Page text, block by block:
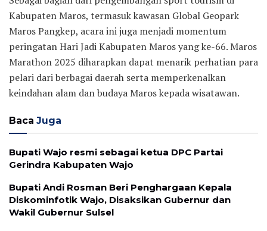
Kabupaten Maros, termasuk kawasan Global Geopark
Maros Pangkep, acara ini juga menjadi momentum
peringatan Hari Jadi Kabupaten Maros yang ke-66. Maros
Marathon 2025 diharapkan dapat menarik perhatian para
pelari dari berbagai daerah serta memperkenalkan
keindahan alam dan budaya Maros kepada wisatawan.
Baca Juga
Bupati Wajo resmi sebagai ketua DPC Partai
Gerindra Kabupaten Wajo
Bupati Andi Rosman Beri Penghargaan Kepala
Diskominfotik Wajo, Disaksikan Gubernur dan
Wakil Gubernur Sulsel